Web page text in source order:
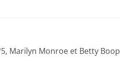
Marilyn Monroe et Betty Boop